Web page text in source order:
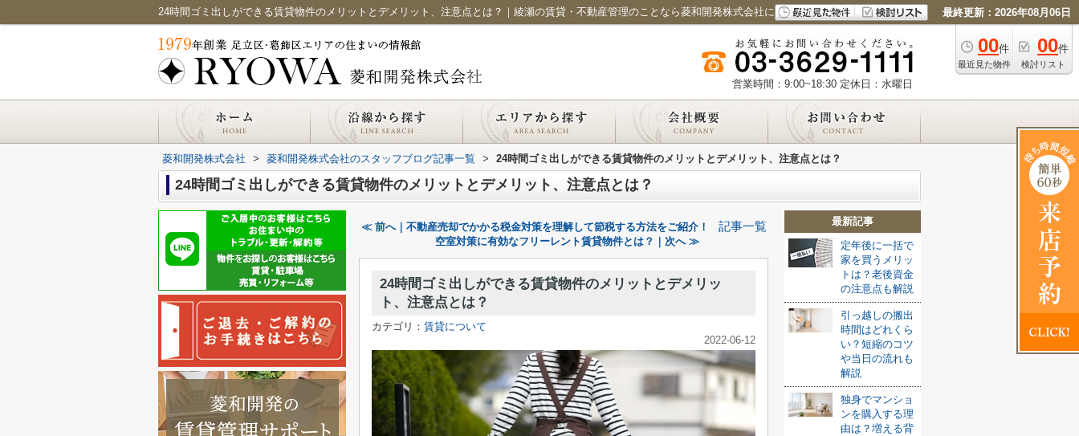
24時間ゴミ出しができる賃貸物件のメリットとデメリット、注意点とは？｜綾瀬の賃貸・不動産管理のことなら菱和開発株式会社におまかせください 最終更新：2026年08月06日
00件
最近見た物件
00件
検討リスト
営業時間：9:00~18:30 定休日：水曜日
菱和開発株式会社 > 菱和開発株式会社のスタッフブログ記事一覧 > 24時間ゴミ出しができる賃貸物件のメリットとデメリット、注意点とは？
24時間ゴミ出しができる賃貸物件のメリットとデメリット、注意点とは？
≪ 前へ｜不動産売却でかかる税金対策を理解して節税する方法をご紹介！ 記事一覧
空室対策に有効なフリーレント賃貸物件とは？｜次へ ≫
24時間ゴミ出しができる賃貸物件のメリットとデメリッ
ト、注意点とは？
カテゴリ： 賃貸について
2022-06-12
最新記事
定年後に一括で
家を買うメリッ
トは？老後資金
の注意点も解説
引っ越しの搬出
時間はどれくら
い？短縮のコツ
や当日の流れも
解説
独身でマンショ
ンを購入する理
由は？増える背